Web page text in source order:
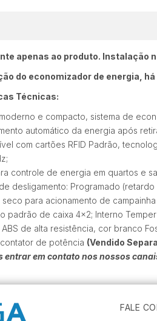
apenas ao produto. Instalação
do economizador de energia,
Técnicas:
e compacto, sistema de
automático da energia após
com cartões RFID Padrão,
controle de energia em quartos e
desligamento: Programado
seco para acionamento de
padrão de caixa 4x2; Interno
ABS de alta resistência, cor branco
de potência (Vendido
entrar em contato nos nossos
FALE